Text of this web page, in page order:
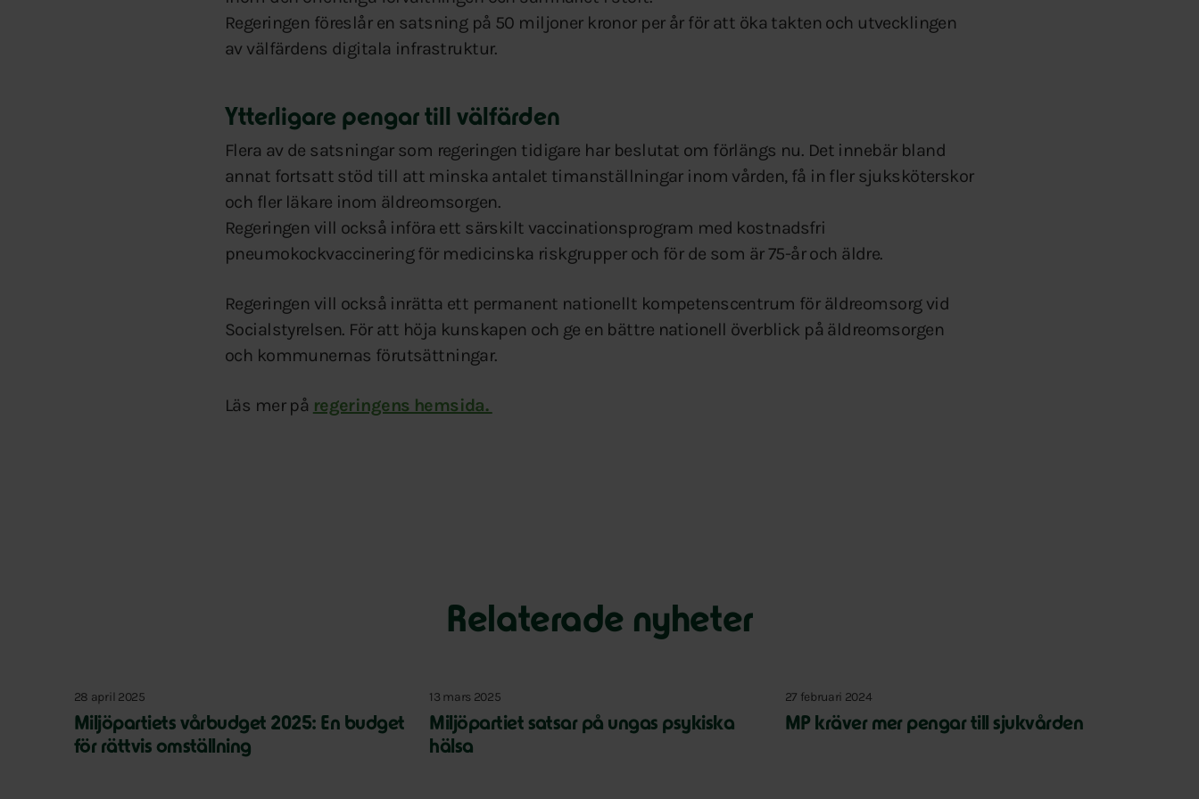
Regeringen föreslår en satsning på 50 miljoner kronor per år för att öka takten och utvecklingen
av välfärdens digitala infrastruktur.
Ytterligare pengar till välfärden
Flera av de satsningar som regeringen tidigare har beslutat om förlängs nu. Det innebär bland
annat fortsatt stöd till att minska antalet timanställningar inom vården, få in fler sjuksköterskor
och fler läkare inom äldreomsorgen.
Regeringen vill också införa ett särskilt vaccinationsprogram med kostnadsfri
pneumokockvaccinering för medicinska riskgrupper och för de som är 75-år och äldre.
Regeringen vill också inrätta ett permanent nationellt kompetenscentrum för äldreomsorg vid
Socialstyrelsen. För att höja kunskapen och ge en bättre nationell överblick på äldreomsorgen
och kommunernas förutsättningar.
Läs mer på regeringens hemsida.
Relaterade nyheter
28 april 2025
Miljöpartiets vårbudget 2025: En budget
för rättvis omställning
13 mars 2025
Miljöpartiet satsar på ungas psykiska
hälsa
27 februari 2024
MP kräver mer pengar till sjukvården